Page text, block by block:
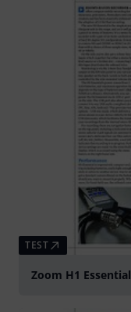
TEST
Zoom H1 Essential